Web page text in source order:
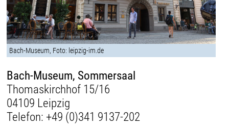
Bach-Museum, Foto: leipzig-im.de
Bach-Museum, Sommersaal
Thomaskirchhof 15/16
04109 Leipzig
Telefon: +49 (0)341 9137-202